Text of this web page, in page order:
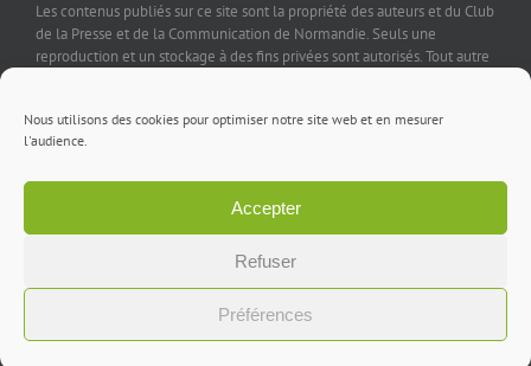
Nous utilisons des cookies pour optimiser notre site web et en mesurer
l'audience.
Accepter
Refuser
Préférences
Les contenus publiés sur ce site sont la propriété des auteurs et du Club
de la Presse et de la Communication de Normandie. Seuls une
reproduction et un stockage à des fins privées sont autorisés. Tout autre
Facebook
X LinkedIn
Rss